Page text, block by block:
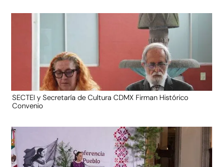
SECTEI y Secretaría de Cultura CDMX Firman Histórico
Convenio